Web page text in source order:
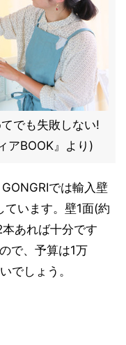
でも失敗しない!
アBOOK』より)
では輸入壁
います。壁1面(約
あれば十分です
で、予算は1万
でしょう。